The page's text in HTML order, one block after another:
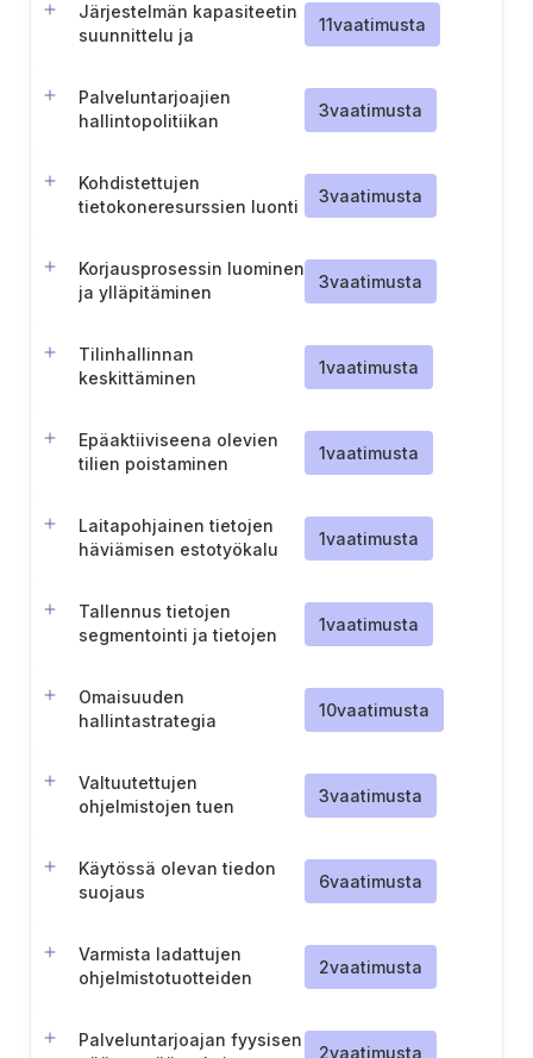
Järjestelmän kapasiteetin
suunnittelu ja
11vaatimusta
Palveluntarjoajien
hallintopolitiikan
3vaatimusta
Kohdistettujen
tietokoneresurssien luonti
3vaatimusta
Korjausprosessin luominen
ja ylläpitäminen
3vaatimusta
Tilinhallinnan
keskittäminen
1vaatimusta
Epäaktiiviseena olevien
tilien poistaminen
1vaatimusta
Laitapohjainen tietojen
häviämisen estotyökalu
1vaatimusta
Tallennus tietojen
segmentointi ja tietojen
perusteella
1vaatimusta
Omaisuuden
hallintastrategia
10vaatimusta
Valtuutettujen
ohjelmistojen tuen
3vaatimusta
Käytössä olevan tiedon
suojaus
6vaatimusta
Varmista ladattujen
ohjelmistotuotteiden
2vaatimusta
Palveluntarjoajan fyysisen
2vaatimusta